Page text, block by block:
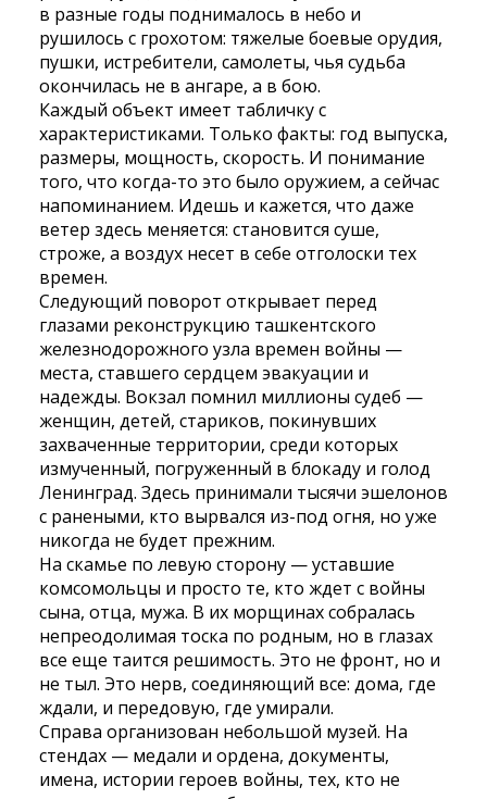
в разные годы поднималось в небо и
рушилось с грохотом: тяжелые боевые орудия,
пушки, истребители, самолеты, чья судьба
окончилась не в ангаре, а в бою.
Каждый объект имеет табличку с
характеристиками. Только факты: год выпуска,
размеры, мощность, скорость. И понимание
того, что когда-то это было оружием, а сейчас
напоминанием. Идешь и кажется, что даже
ветер здесь меняется: становится суше,
строже, а воздух несет в себе отголоски тех
времен.
Следующий поворот открывает перед
глазами реконструкцию ташкентского
железнодорожного узла времен войны —
места, ставшего сердцем эвакуации и
надежды. Вокзал помнил миллионы судеб —
женщин, детей, стариков, покинувших
захваченные территории, среди которых
измученный, погруженный в блокаду и голод
Ленинград. Здесь принимали тысячи эшелонов
с ранеными, кто вырвался из-под огня, но уже
никогда не будет прежним.
На скамье по левую сторону — уставшие
комсомольцы и просто те, кто ждет с войны
сына, отца, мужа. В их морщинах собралась
непреодолимая тоска по родным, но в глазах
все еще таится решимость. Это не фронт, но и
не тыл. Это нерв, соединяющий все: дома, где
ждали, и передовую, где умирали.
Справа организован небольшой музей. На
стендах — медали и ордена, документы,
имена, истории героев войны, тех, кто не